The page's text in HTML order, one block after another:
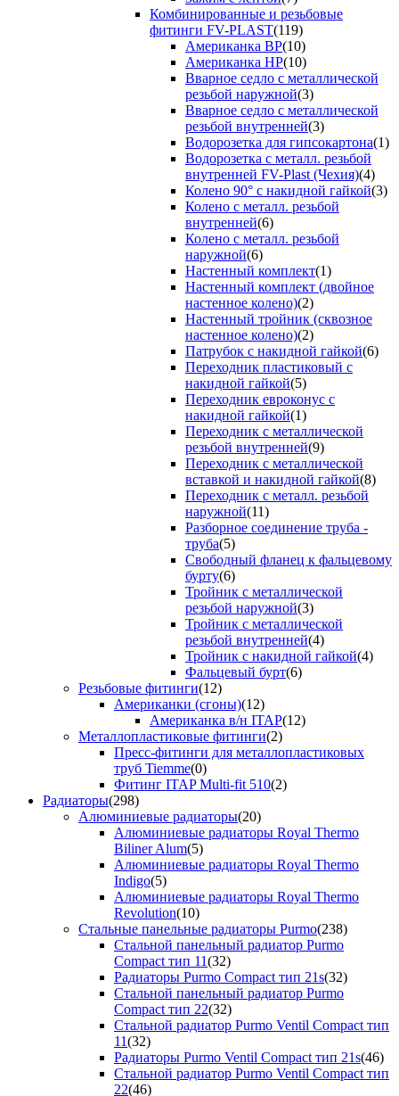
Комбинированные и резьбовые
фитинги FV-PLAST(119)
Американка ВР(10)
Американка НР(10)
Вварное седло с металлической
резьбой наружной(3)
Вварное седло с металлической
резьбой внутренней(3)
Водорозетка для гипсокартона(1)
Водорозетка с металл. резьбой
внутренней FV-Plast (Чехия)(4)
Колено 90° с накидной гайкой(3)
Колено с металл. резьбой
внутренней(6)
Колено с металл. резьбой
наружной(6)
Настенный комплект(1)
Настенный комплект (двойное
настенное колено)(2)
Настенный тройник (сквозное
настенное колено)(2)
Патрубок с накидной гайкой(6)
Переходник пластиковый с
накидной гайкой(5)
Переходник евроконус с
накидной гайкой(1)
Переходник с металлической
резьбой внутренней(9)
Переходник с металлической
вставкой и накидной гайкой(8)
Переходник с металл. резьбой
наружной(11)
Разборное соединение труба -
труба(5)
Свободный фланец к фальцевому
бурту(6)
Тройник с металлической
резьбой наружной(3)
Тройник с металлической
резьбой внутренней(4)
Тройник с накидной гайкой(4)
Фальцевый бурт(6)
Резьбовые фитинги(12)
Американки (сгоны)(12)
Американка в/н ITAP(12)
Металлопластиковые фитинги(2)
Пресс-фитинги для металлопластиковых
труб Tiemme(0)
Фитинг ITAP Multi-fit 510(2)
Радиаторы(298)
Алюминиевые радиаторы(20)
Алюминиевые радиаторы Royal Thermo
Biliner Alum(5)
Алюминиевые радиаторы Royal Thermo
Indigo(5)
Алюминиевые радиаторы Royal Thermo
Revolution(10)
Стальные панельные радиаторы Purmo(238)
Стальной панельный радиатор Purmo
Compact тип 11(32)
Радиаторы Purmo Compact тип 21s(32)
Стальной панельный радиатор Purmo
Compact тип 22(32)
Стальной радиатор Purmo Ventil Compact тип
11(32)
Радиаторы Purmo Ventil Compact тип 21s(46)
Стальной радиатор Purmo Ventil Compact тип
22(46)